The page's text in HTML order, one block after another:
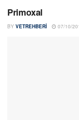
Primoxal
BY VETREHBERI 07/10/